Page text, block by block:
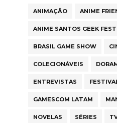
ANIMAÇÃO ANIME
ANIME SANTOS GEEK FEST
BRASIL GAME SHOW
COLECIONÁVEIS
ENTREVISTAS
GAMESCOM LATAM
NOVELAS SÉRIES